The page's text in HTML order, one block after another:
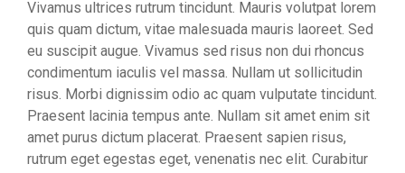
Vivamus ultrices rutrum tincidunt. Mauris volutpat lorem
quis quam dictum, vitae malesuada mauris laoreet. Sed
eu suscipit augue. Vivamus sed risus non dui rhoncus
condimentum iaculis vel massa. Nullam ut sollicitudin
risus. Morbi dignissim odio ac quam vulputate tincidunt.
Praesent lacinia tempus ante. Nullam sit amet enim sit
amet purus dictum placerat. Praesent sapien risus,
rutrum eget egestas eget, venenatis nec elit. Curabitur